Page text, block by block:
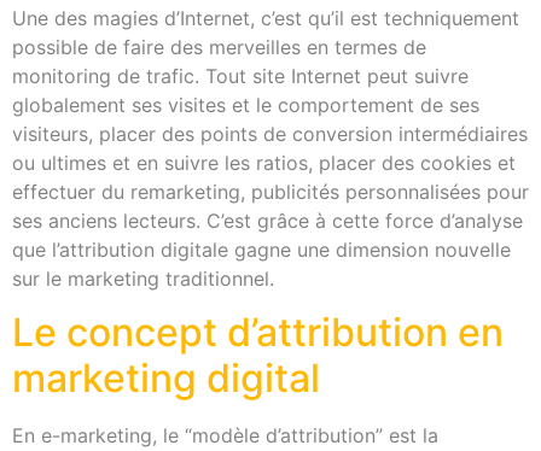
Une des magies d’Internet, c’est qu’il est techniquement
possible de faire des merveilles en termes de
monitoring de trafic. Tout site Internet peut suivre
globalement ses visites et le comportement de ses
visiteurs, placer des points de conversion intermédiaires
ou ultimes et en suivre les ratios, placer des cookies et
effectuer du remarketing, publicités personnalisées pour
ses anciens lecteurs. C’est grâce à cette force d’analyse
que l’attribution digitale gagne une dimension nouvelle
sur le marketing traditionnel.
Le concept d’attribution en
marketing digital
En e-marketing, le “modèle d’attribution” est la